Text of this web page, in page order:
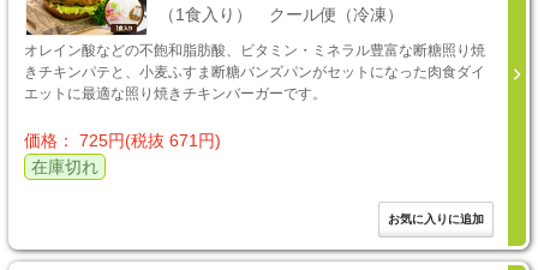
（1食入り） クール便（冷凍）
オレイン酸などの不飽和脂肪酸、ビタミン・ミネラル豊富な断糖照り焼
きチキンパテと、小麦ふすま断糖バンズパンがセットになった肉食ダイ
エットに最適な照り焼きチキンバーガーです。
価格： 725円(税抜 671円)
在庫切れ